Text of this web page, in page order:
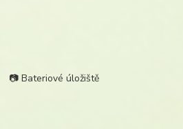
📷 Bateriové úložiště